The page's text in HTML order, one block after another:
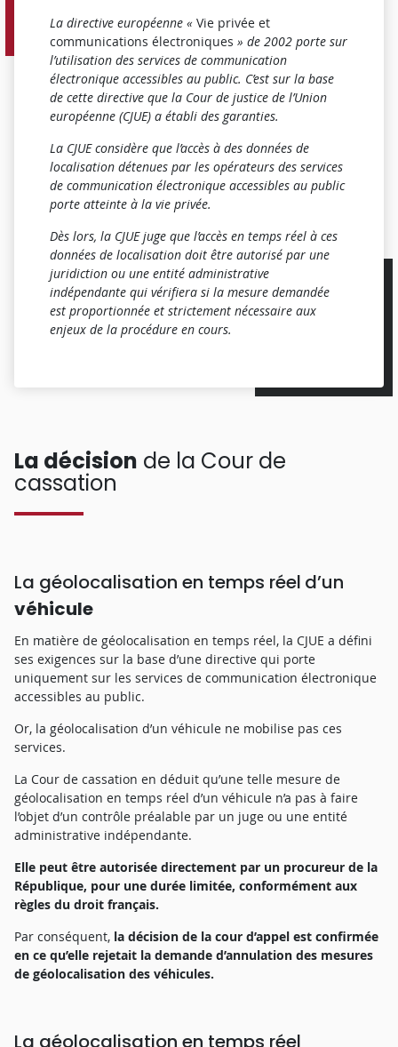
La directive européenne « Vie privée et
communications électroniques » de 2002 porte sur
l’utilisation des services de communication
électronique accessibles au public. C’est sur la base
de cette directive que la Cour de justice de l’Union
européenne (CJUE) a établi des garanties.
La CJUE considère que l’accès à des données de
localisation détenues par les opérateurs des services
de communication électronique accessibles au public
porte atteinte à la vie privée.
Dès lors, la CJUE juge que l’accès en temps réel à ces
données de localisation doit être autorisé par une
juridiction ou une entité administrative
indépendante qui vérifiera si la mesure demandée
est proportionnée et strictement nécessaire aux
enjeux de la procédure en cours.
La décision de la Cour de
cassation
La géolocalisation en temps réel d’un
véhicule
En matière de géolocalisation en temps réel, la CJUE a défini
ses exigences sur la base d’une directive qui porte
uniquement sur les services de communication électronique
accessibles au public.
Or, la géolocalisation d’un véhicule ne mobilise pas ces
services.
La Cour de cassation en déduit qu’une telle mesure de
géolocalisation en temps réel d’un véhicule n’a pas à faire
l’objet d’un contrôle préalable par un juge ou une entité
administrative indépendante.
Elle peut être autorisée directement par un procureur de la
République, pour une durée limitée, conformément aux
règles du droit français.
Par conséquent, la décision de la cour d’appel est confirmée
en ce qu’elle rejetait la demande d’annulation des mesures
de géolocalisation des véhicules.
La géolocalisation en temps réel